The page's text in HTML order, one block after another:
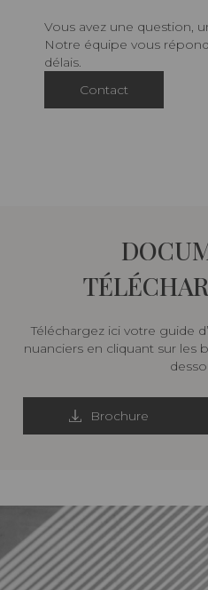
Vous avez une question,
Notre équipe vous
délais.
Contact
Téléchargez ici votre guide
nuanciers en cliquant sur les
Brochure